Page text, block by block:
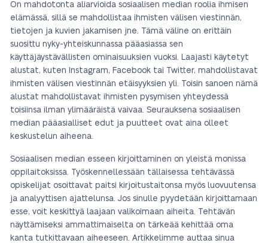
On mahdotonta aliarvioida sosiaalisen median roolia ihmisen
elämässä, sillä se mahdollistaa ihmisten välisen viestinnän,
tietojen ja kuvien jakamisen jne. Tämä väline on erittäin
suosittu nyky-yhteiskunnassa pääasiassa sen
käyttäjäystävällisten ominaisuuksien vuoksi. Laajasti käytetyt
alustat, kuten Instagram, Facebook tai Twitter, mahdollistavat
ihmisten välisen viestinnän etäisyyksien yli. Toisin sanoen nämä
alustat mahdollistavat ihmisten pysymisen yhteydessä
toisiinsa ilman ylimääräistä vaivaa. Seurauksena sosiaalisen
median pääasialliset edut ja puutteet ovat aina olleet
keskustelun aiheena.
Sosiaalisen median esseen kirjoittaminen on yleistä monissa
oppilaitoksissa. Työskennellessään tällaisessa tehtävässä
opiskelijat osoittavat paitsi kirjoitustaitonsa myös luovuutensa
ja analyyttisen ajattelunsa. Jos sinulle pyydetään kirjoittamaan
esse, voit keskittyä laajaan valikoimaan aiheita. Tehtävän
näyttämiseksi ammattimaiselta on tärkeää kehittää oma
kanta tutkittavaan aiheeseen. Artikkelimme auttaa sinua